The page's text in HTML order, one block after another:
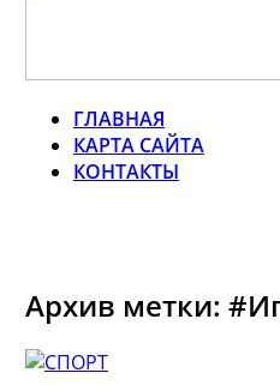
ГЛАВНАЯ
КАРТА САЙТА
КОНТАКТЫ
Архив метки: